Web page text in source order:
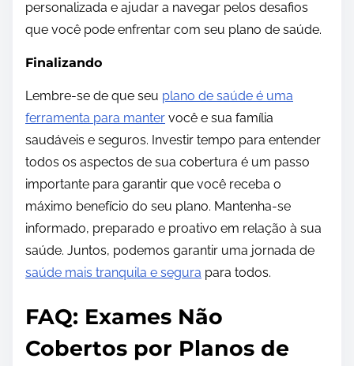
personalizada e ajudar a navegar pelos desafios
que você pode enfrentar com seu plano de saúde.
Finalizando
Lembre-se de que seu plano de saúde é uma
ferramenta para manter você e sua família
saudáveis e seguros. Investir tempo para entender
todos os aspectos de sua cobertura é um passo
importante para garantir que você receba o
máximo benefício do seu plano. Mantenha-se
informado, preparado e proativo em relação à sua
saúde. Juntos, podemos garantir uma jornada de
saúde mais tranquila e segura para todos.
FAQ: Exames Não
Cobertos por Planos de